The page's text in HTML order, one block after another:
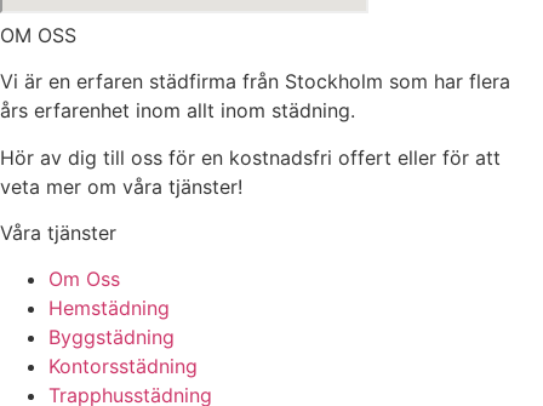
OM OSS
Vi är en erfaren städfirma från Stockholm som har flera
års erfarenhet inom allt inom städning.
Hör av dig till oss för en kostnadsfri offert eller för att
veta mer om våra tjänster!
Våra tjänster
Om Oss
Hemstädning
Byggstädning
Kontorsstädning
Trapphusstädning